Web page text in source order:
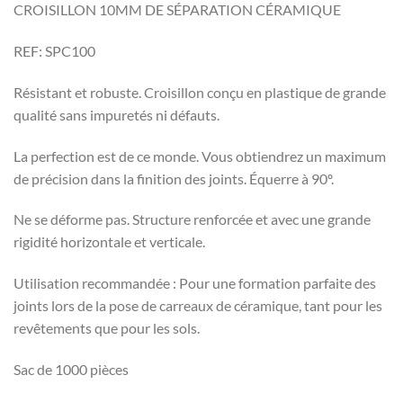
CROISILLON 10MM DE SÉPARATION CÉRAMIQUE
REF: SPC100
Résistant et robuste. Croisillon conçu en plastique de grande
qualité sans impuretés ni défauts.
La perfection est de ce monde. Vous obtiendrez un maximum
de précision dans la finition des joints. Équerre à 90º.
Ne se déforme pas. Structure renforcée et avec une grande
rigidité horizontale et verticale.
Utilisation recommandée : Pour une formation parfaite des
joints lors de la pose de carreaux de céramique, tant pour les
revêtements que pour les sols.
Sac de 1000 pièces